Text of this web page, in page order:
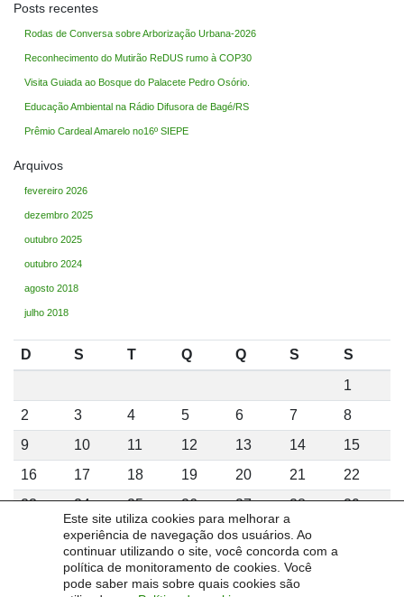
Este site utiliza cookies para melhorar a
experiência de navegação dos usuários. Ao
continuar utilizando o site, você concorda com a
política de monitoramento de cookies. Você
pode saber mais sobre quais cookies são
Posts recentes
Rodas de Conversa sobre Arborização Urbana-2026
Reconhecimento do Mutirão ReDUS rumo à COP30
Visita Guiada ao Bosque do Palacete Pedro Osório.
Educação Ambiental na Rádio Difusora de Bagé/RS
Prêmio Cardeal Amarelo no16º SIEPE
Arquivos
fevereiro 2026
dezembro 2025
outubro 2025
outubro 2024
agosto 2018
julho 2018
agosto 2026
D S T Q Q S
S
1
2
3 4 5 6 7
8
9
10 11 12 13 14
15
16
17 18 19 20 21
22
23
24 25 26 27 28
29
31